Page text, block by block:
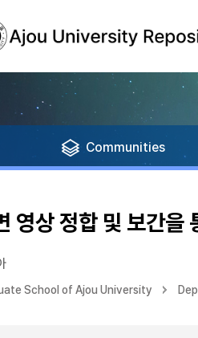
Communities
영상 정합 및 보간을
School of Ajou University